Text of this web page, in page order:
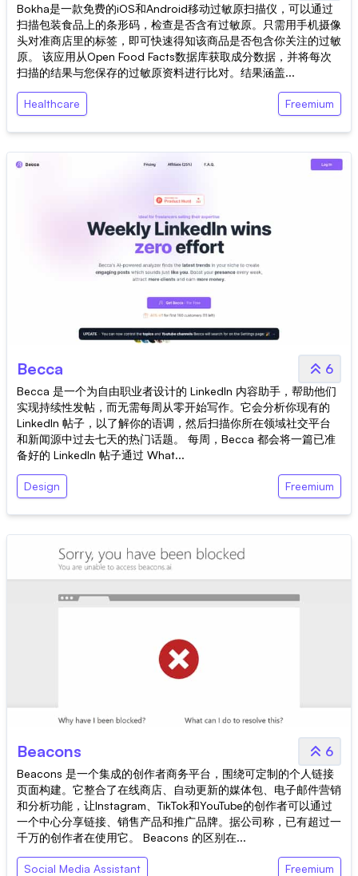
Bokha是一款免费的iOS和Android移动过敏原扫描仪，可以通过
扫描包装食品上的条形码，检查是否含有过敏原。只需用手机摄像
头对准商店里的标签，即可快速得知该商品是否包含你关注的过敏
原。 该应用从Open Food Facts数据库获取成分数据，并将每次
扫描的结果与您保存的过敏原资料进行比对。结果涵盖...
Healthcare Freemium
Becca 6
Becca 是一个为自由职业者设计的 LinkedIn 内容助手，帮助他们
实现持续性发帖，而无需每周从零开始写作。它会分析你现有的
LinkedIn 帖子，以了解你的语调，然后扫描你所在领域社交平台
和新闻源中过去七天的热门话题。 每周，Becca 都会将一篇已准
备好的 LinkedIn 帖子通过 What...
Design Freemium
Beacons 6
Beacons 是一个集成的创作者商务平台，围绕可定制的个人链接
页面构建。它整合了在线商店、自动更新的媒体包、电子邮件营销
和分析功能，让Instagram、TikTok和YouTube的创作者可以通过
一个中心分享链接、销售产品和推广品牌。据公司称，已有超过一
千万的创作者在使用它。 Beacons 的区别在...
Social Media Assistant Freemium